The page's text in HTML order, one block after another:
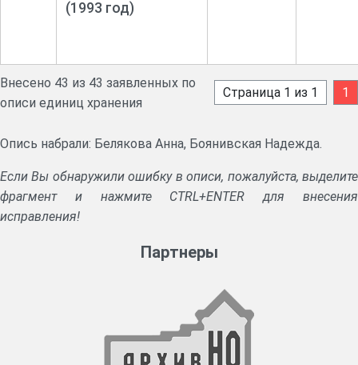
(1993 год)
Внесено 43 из 43 заявленных по
описи единиц хранения
Страница 1 из 1 1
Опись набрали: Белякова Анна, Боянивская Надежда.
Если Вы обнаружили ошибку в описи, пожалуйста, выделите
фрагмент и нажмите CTRL+ENTER для внесения
исправления!
Партнеры